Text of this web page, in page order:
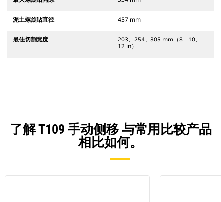
泥土螺旋钻直径 457 mm
最佳切割宽度
203、254、305 mm（8、10、
12 in）
了解 T109 手动侧移 与常用比较产品
相比如何。